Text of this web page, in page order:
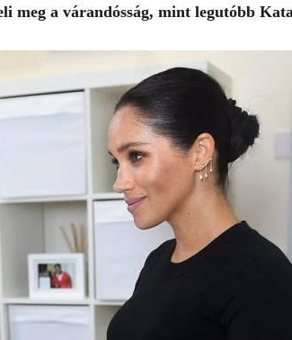
meg a várandósság, mint legutóbb